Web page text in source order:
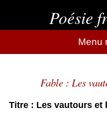
Poésie
Menu
Fable : Les
Titre : Les vautours et